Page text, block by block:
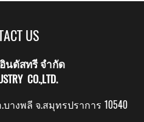
US
นดัสทรี จำกัด
CO.,LTD.
างพลี จ.สมุทรปราการ 10540